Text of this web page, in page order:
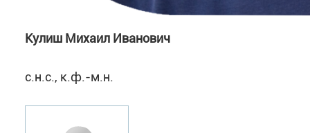
Кулиш Михаил Иванович
с.н.с., к.ф.-м.н.